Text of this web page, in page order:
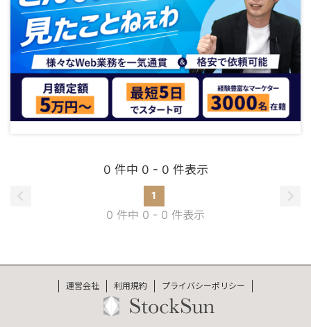
0 件中 0 - 0 件表示
1
0 件中 0 - 0 件表示
運営会社 利用規約 プライバシーポリシー